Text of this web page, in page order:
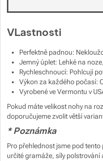
VLastnosti
Perfektně padnou:
Jemný úplet: Lehké na
Rychleschnoucí: Pohlcují
Výkon za každého počasí:
Vyrobené ve Vermontu v
Pokud máte velikost nohy na
doporučujeme zvolit větší
* Poznámka
Pro přehlednost jsme pod
určité gramáže, síly polstrování